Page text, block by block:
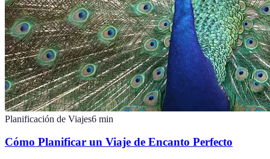
Planificación de Viajes6 min
Cómo Planificar un Viaje de Encanto Perfecto